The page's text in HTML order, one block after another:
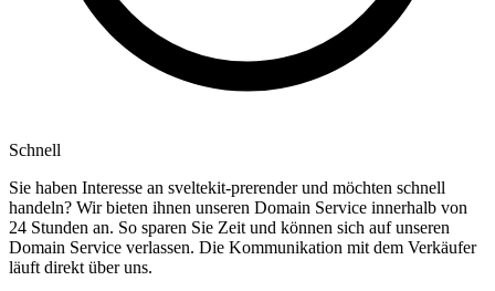
Schnell
Sie haben Interesse an sveltekit-prerender und möchten schnell
handeln? Wir bieten ihnen unseren Domain Service innerhalb von
24 Stunden an. So sparen Sie Zeit und können sich auf unseren
Domain Service verlassen. Die Kommunikation mit dem Verkäufer
läuft direkt über uns.